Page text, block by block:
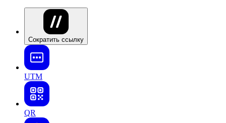
Сократить ссылку
UTM
QR